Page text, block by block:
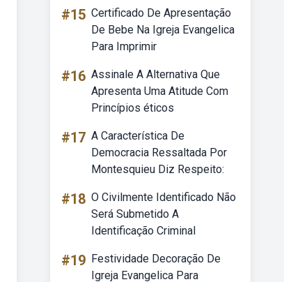
#15 Certificado De Apresentação
De Bebe Na Igreja Evangelica
Para Imprimir
#16 Assinale A Alternativa Que
Apresenta Uma Atitude Com
Princípios éticos
#17 A Característica De
Democracia Ressaltada Por
Montesquieu Diz Respeito:
#18 O Civilmente Identificado Não
Será Submetido A
Identificação Criminal
#19 Festividade Decoração De
Igreja Evangelica Para